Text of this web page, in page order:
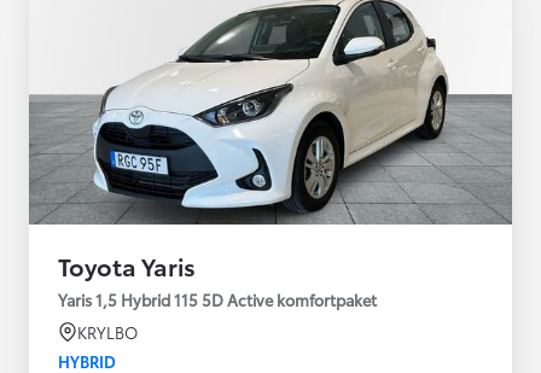
Toyota Yaris
Yaris 1,5 Hybrid 115 5D Active komfortpaket
KRYLBO
HYBRID